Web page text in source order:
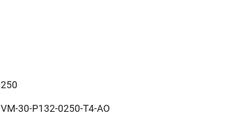
250
VM-30-P132-0250-T4-AO